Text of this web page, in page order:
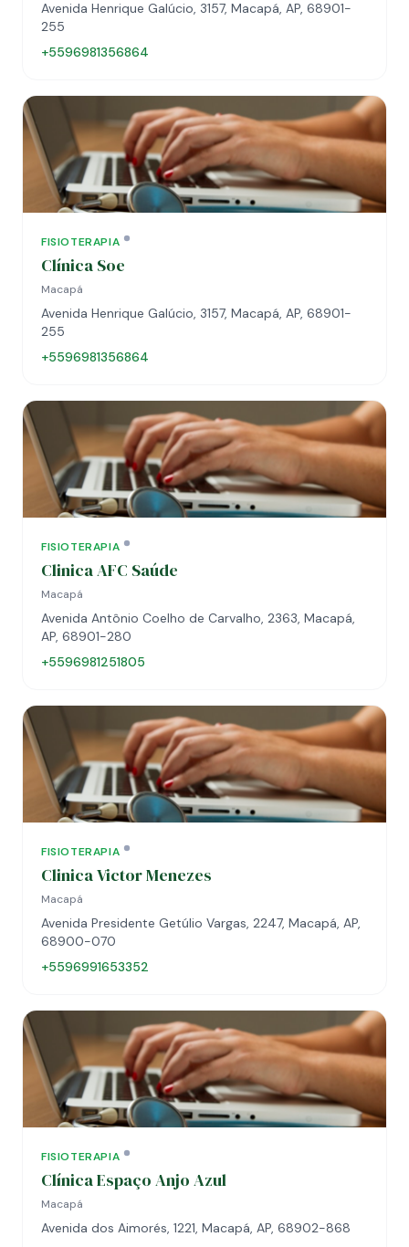
Avenida Henrique Galúcio, 3157, Macapá, AP, 68901-
255
+5596981356864
FISIOTERAPIA
Clínica Soe
Macapá
Avenida Henrique Galúcio, 3157, Macapá, AP, 68901-
255
+5596981356864
FISIOTERAPIA
Clinica AFC Saúde
Macapá
Avenida Antônio Coelho de Carvalho, 2363, Macapá,
AP, 68901-280
+5596981251805
FISIOTERAPIA
Clinica Victor Menezes
Macapá
Avenida Presidente Getúlio Vargas, 2247, Macapá, AP,
68900-070
+5596991653352
FISIOTERAPIA
Clínica Espaço Anjo Azul
Macapá
Avenida dos Aimorés, 1221, Macapá, AP, 68902-868